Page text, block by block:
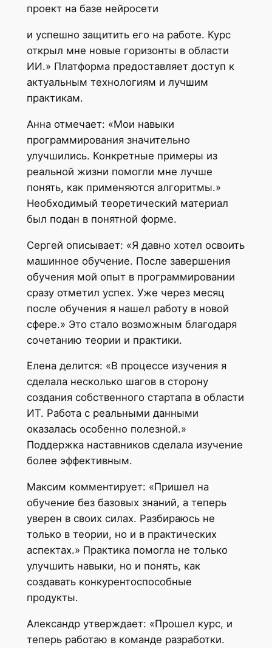
проект на базе нейросети
и успешно защитить его на работе. Курс
открыл мне новые горизонты в области
ИИ.» Платформа предоставляет доступ к
актуальным технологиям и лучшим
практикам.
Анна отмечает: «Мои навыки
программирования значительно
улучшились. Конкретные примеры из
реальной жизни помогли мне лучше
понять, как применяются алгоритмы.»
Необходимый теоретический материал
был подан в понятной форме.
Сергей описывает: «Я давно хотел освоить
машинное обучение. После завершения
обучения мой опыт в программировании
сразу отметил успех. Уже через месяц
после обучения я нашел работу в новой
сфере.» Это стало возможным благодаря
сочетанию теории и практики.
Елена делится: «В процессе изучения я
сделала несколько шагов в сторону
создания собственного стартапа в области
ИТ. Работа с реальными данными
оказалась особенно полезной.»
Поддержка наставников сделала изучение
более эффективным.
Максим комментирует: «Пришел на
обучение без базовых знаний, а теперь
уверен в своих силах. Разбираюсь не
только в теории, но и в практических
аспектах.» Практика помогла не только
улучшить навыки, но и понять, как
создавать конкурентоспособные
продукты.
Александр утверждает: «Прошел курс, и
теперь работаю в команде разработки.